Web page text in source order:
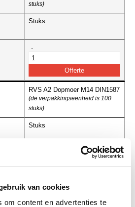
van cookies
om content en advertenties te
stuks)
Stuks
-
RVS A2 Dopmoer M14 DIN1587
(de verpakkingseenheid is 100
stuks)
Stuks
(de verpakkingseenheid is 50